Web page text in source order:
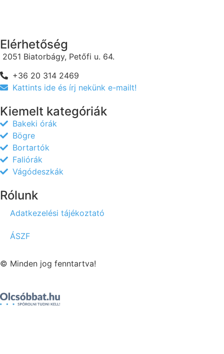
Elérhetőség
2051 Biatorbágy, Petőfi u. 64.
+36 20 314 2469
Kattints ide és írj nekünk e-mailt!
Kiemelt kategóriák
Bakeki órák
Bögre
Bortartók
Faliórák
Vágódeszkák
Rólunk
Adatkezelési tájékoztató
ÁSZF
© Minden jog fenntartva!